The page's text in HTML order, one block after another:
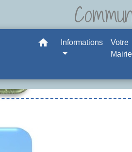
home Informations
Votre
Mairie